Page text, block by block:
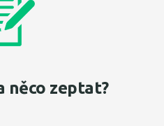
něco zeptat?